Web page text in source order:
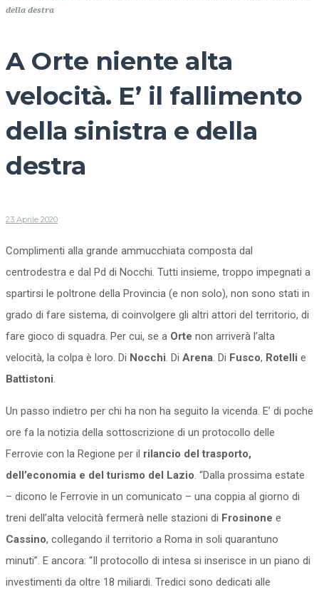
della destra
A Orte niente alta
velocità. E’ il fallimento
della sinistra e della
destra
23 Aprile 2020
Complimenti alla grande ammucchiata composta dal
centrodestra e dal Pd di Nocchi. Tutti insieme, troppo impegnati a
spartirsi le poltrone della Provincia (e non solo), non sono stati in
grado di fare sistema, di coinvolgere gli altri attori del territorio, di
fare gioco di squadra. Per cui, se a Orte non arriverà l’alta
velocità, la colpa è loro. Di Nocchi. Di Arena. Di Fusco, Rotelli e
Battistoni.
Un passo indietro per chi ha non ha seguito la vicenda. E’ di poche
ore fa la notizia della sottoscrizione di un protocollo delle
Ferrovie con la Regione per il rilancio del trasporto,
dell’economia e del turismo del Lazio. “Dalla prossima estate
– dicono le Ferrovie in un comunicato – una coppia al giorno di
treni dell’alta velocità fermerà nelle stazioni di Frosinone e
Cassino, collegando il territorio a Roma in soli quarantuno
minuti”. E ancora: “Il protocollo di intesa si inserisce in un piano di
investimenti da oltre 18 miliardi. Tredici sono dedicati alle